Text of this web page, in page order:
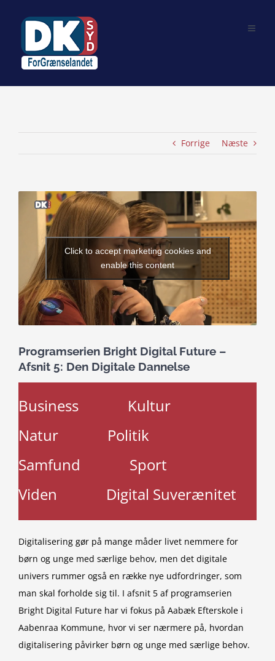
Forrige Næste
View
Click to accept marketing cookies and
enable this content
Programserien Bright Digital Future –
Afsnit 5: Den Digitale Dannelse
Business
Kultur
Natur
Politik
Samfund
Sport
Viden
Digital Suverænitet
Digitalisering gør på mange måder livet nemmere for
børn og unge med særlige behov, men det digitale
univers rummer også en række nye udfordringer, som
man skal forholde sig til. I afsnit 5 af programserien
Bright Digital Future har vi fokus på Aabæk Efterskole i
Aabenraa Kommune, hvor vi ser nærmere på, hvordan
digitalisering påvirker børn og unge med særlige behov.